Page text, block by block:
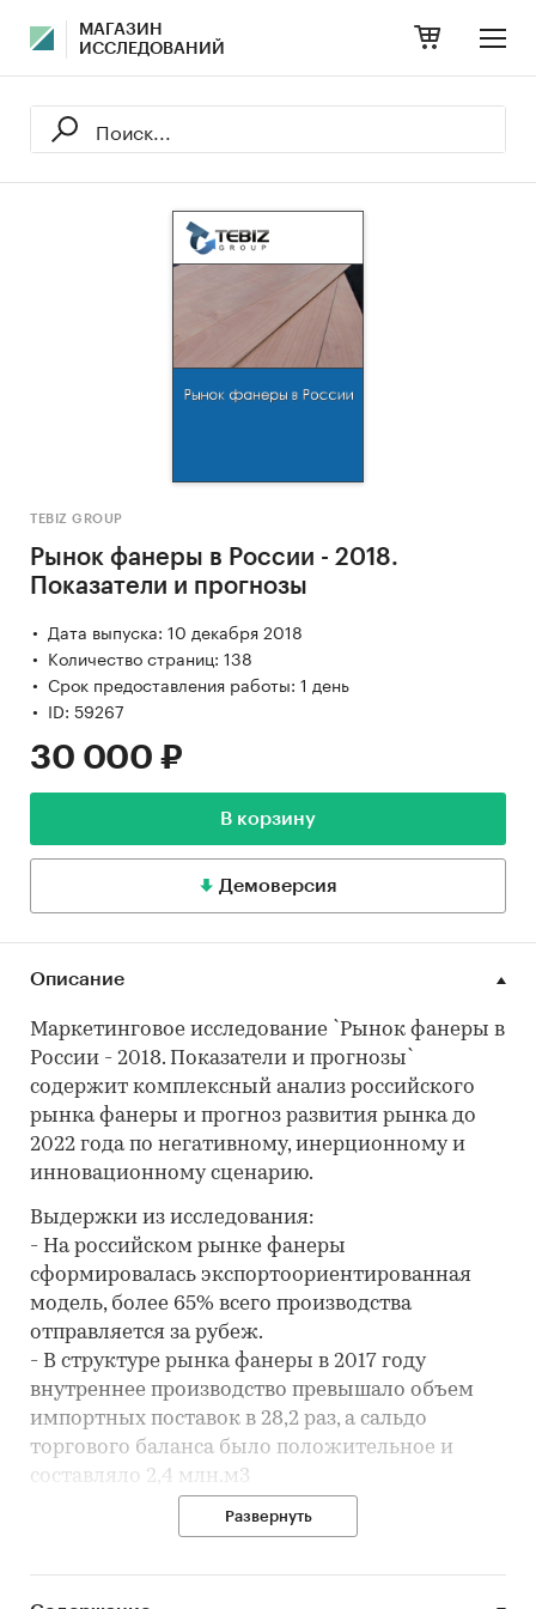
МАГАЗИН
ИССЛЕДОВАНИЙ
TEBIZ GROUP
Рынок фанеры в России - 2018.
Показатели и прогнозы
Дата выпуска: 10 декабря 2018
Количество страниц: 138
Срок предоставления работы: 1 день
ID: 59267
30 000 ₽
В корзину
Демоверсия
Описание
Маркетинговое исследование `Рынок фанеры в
России - 2018. Показатели и прогнозы`
содержит комплексный анализ российского
рынка фанеры и прогноз развития рынка до
2022 года по негативному, инерционному и
инновационному сценарию.
Выдержки из исследования:
- На российском рынке фанеры
сформировалась экспортоориентированная
модель, более 65% всего производства
отправляется за рубеж.
- В структуре рынка фанеры в 2017 году
внутреннее производство превышало объем
импортных поставок в 28,2 раз, а сальдо
торгового баланса было положительное и
составляло 2,4 млн.м3
показывает Республика Коми с объемом
Развернуть